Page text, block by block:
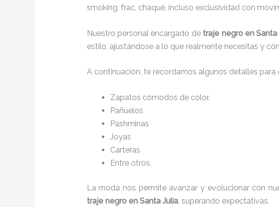
smoking, frac, chaqué, incluso exclusividad con
Nuestro personal encargado de traje negroen Santa
estilo, ajustándose a lo que realmente necesitas y
A continuación, te recordamos algunos detalles
Zapatos cómodos de color.
Pañuelos
Pashminas
Joyas
Carteras
Entre otros.
La moda nos permite avanzar y evolucionar con
traje negro en Santa Julia, superando expectativas.